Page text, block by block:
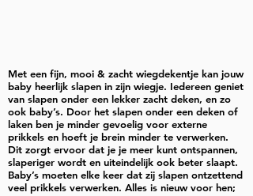
Met een fijn, mooi & zacht wiegdekentje kan jouw
baby heerlijk slapen in zijn wiegje. Iedereen geniet
van slapen onder een lekker zacht deken, en zo
ook baby’s. Door het slapen onder een deken of
laken ben je minder gevoelig voor externe
prikkels en hoeft je brein minder te verwerken.
Dit zorgt ervoor dat je je meer kunt ontspannen,
slaperiger wordt en uiteindelijk ook beter slaapt.
Baby’s moeten elke keer dat zij slapen ontzettend
veel prikkels verwerken. Alles is nieuw voor hen;